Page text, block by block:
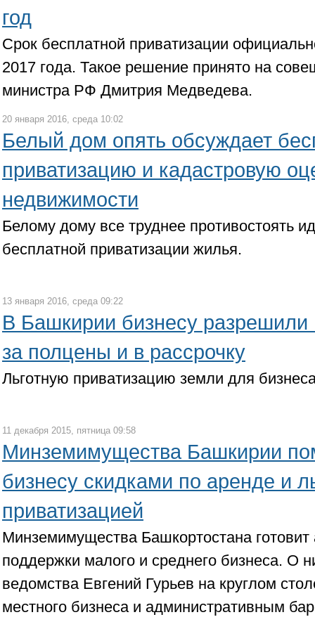
год
Срок бесплатной приватизации
2017 года. Такое решение принято на
министра РФ Дмитрия Медведева.
20 января 2016, среда 10:02
Белый дом опять обсуждает
приватизацию и кадастровую
недвижимости
Белому дому все труднее противостоять
бесплатной приватизации жилья.
13 января 2016, среда 09:22
В Башкирии бизнесу разрешили
за полцены и в рассрочку
Льготную приватизацию земли для
11 декабря 2015, пятница 09:58
Минземимущества Башкирии
бизнесу скидками по аренде и
приватизацией
Минземимущества Башкортостана
поддержки малого и среднего бизнеса. О
ведомства Евгений Гурьев на круглом
местного бизнеса и административным